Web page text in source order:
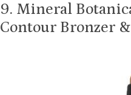
9. Mineral
Contour Bronzer